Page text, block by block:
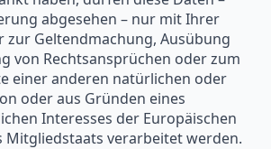
abgesehen – nur mit Ihrer
zur Geltendmachung, Ausübung
von Rechtsansprüchen oder zum
einer anderen natürlichen oder
oder aus Gründen eines
Interesses der Europäischen
Mitgliedstaats verarbeitet werden.